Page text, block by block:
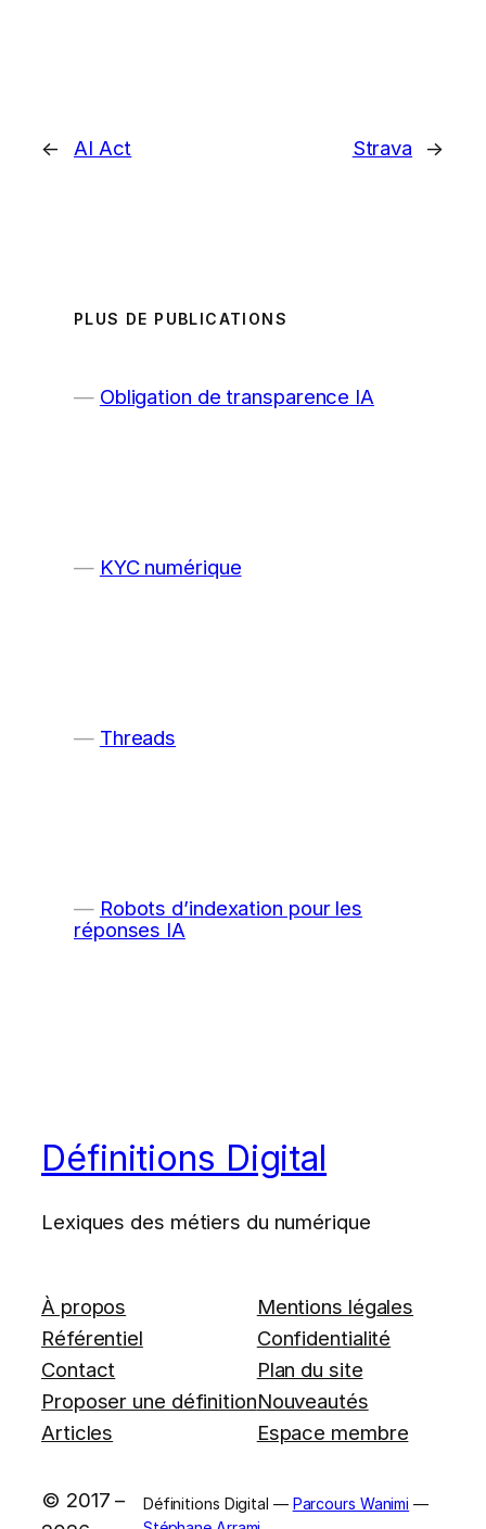
← AI Act Strava →
PLUS DE PUBLICATIONS
Obligation de transparence IA
KYC numérique
Threads
Robots d’indexation pour les
réponses IA
Définitions Digital
Lexiques des métiers du numérique
À propos
Référentiel
Contact
Proposer une définition
Articles
Mentions légales
Confidentialité
Plan du site
Nouveautés
Espace membre
© 2017 –
Définitions Digital — Parcours Wanimi —